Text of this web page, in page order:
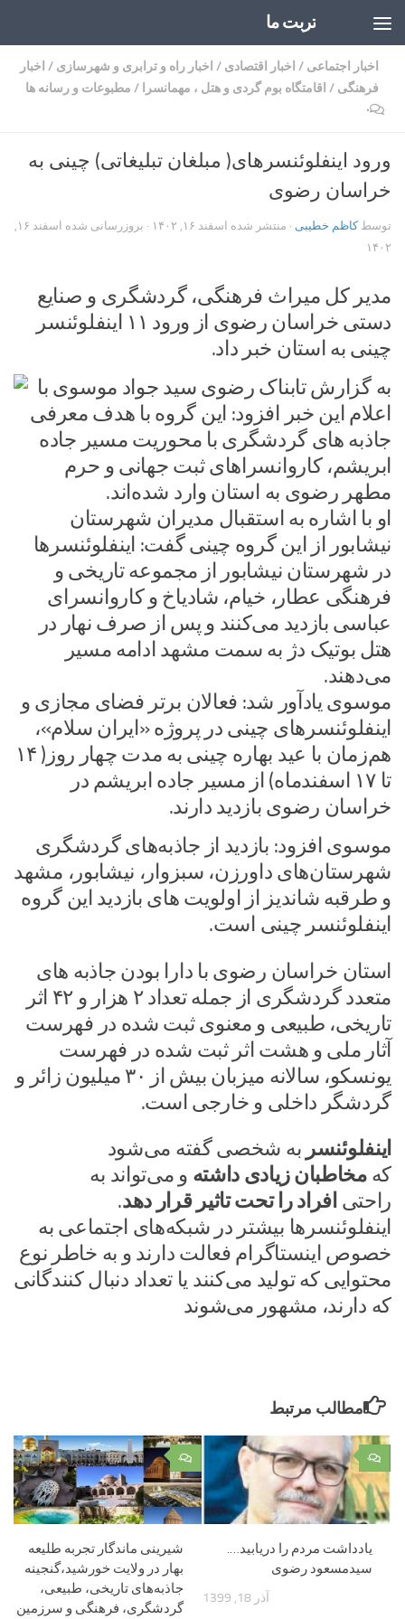
تربت ما
اخبار اجتماعی / اخبار اقتصادی / اخبار راه و ترابری و شهرسازی / اخبار
فرهنگی / اقامتگاه بوم گردی و هتل ، مهمانسرا / مطبوعات و رسانه ها
۰
ورود اینفلوئنسرهای( مبلغان تبلیغاتی) چینی به
خراسان رضوی
توسطکاظم خطیبی · منتشر شده اسفند ۱۶, ۱۴۰۲ · بروزرسانی شده
اسفند ۱۶,
۱۴۰۲
مدیر کل میراث فرهنگی، گردشگری و صنایع
دستی خراسان رضوی از ورود ۱۱ اینفلوئنسر
چینی به استان خبر داد.
به گزارش تابناک رضوی سید جواد موسوی با
اعلام این خبر افزود: این گروه با هدف معرفی
جاذبه های گردشگری با محوریت مسیر جاده
ابریشم، کاروانسراهای ثبت جهانی و حرم
مطهر رضوی به استان وارد شده‌اند.
او با اشاره به استقبال مدیران شهرستان
نیشابور از این گروه چینی گفت: اینفلوئنسرها
در شهرستان نیشابور از مجموعه تاریخی و
فرهنگی عطار، خیام، شادیاخ و کاروانسرای
عباسی بازدید می‌کنند و پس از صرف نهار در
هتل بوتیک دژ به سمت مشهد ادامه مسیر
می‌دهند.
موسوی یادآور شد: فعالان برتر فضای مجازی و
اینفلوئنسرهای چینی در پروژه «ایران سلام»،
هم‌زمان با عید بهاره چینی به مدت چهار روز( ۱۴
تا ۱۷ اسفندماه) از مسیر جاده ابریشم در
خراسان رضوی بازدید دارند.
موسوی افزود: بازدید از جاذبه‌های گردشگری
شهرستان‌های داورزن‌، سبزوار، نیشابور، مشهد
و طرقبه شاندیز از اولویت های بازدید این گروه
اینفلوئنسر چینی است.
استان خراسان رضوی با دارا بودن جاذبه های
متعدد گردشگری از جمله تعداد ۲ هزار و ۴۲ اثر
تاریخی، طبیعی و معنوی ثبت شده در فهرست
آثار ملی و هشت اثر ثبت شده در فهرست
یونسکو، سالانه میزبان بیش از ۳۰ میلیون زائر و
گردشگر داخلی و خارجی است.
اینفلوئنسر به شخصی گفته می‌شود
کهمخاطبان زیادی داشته و می‌تواند به
راحتی افراد را تحت تاثیر قرار دهد.
اینفلوئنسرها بیشتر در شبکه‌های اجتماعی به
خصوص اینستاگرام فعالت دارند و به خاطر نوع
محتوایی که تولید می‌کنند یا تعداد دنبال کنندگانی
که دارند، مشهور می‌شوند
مطالب مرتبط
۰
شیرینی ماندگار تجربه طلیعه
بهار در ولایت خورشید،گنجینه
جاذبه‌های تاریخی، طبیعی،
گردشگری، فرهنگی و سرزمین
۰
یادداشت مردم را دریابید….
سیدمسعود رضوی
آذر 18, 1399